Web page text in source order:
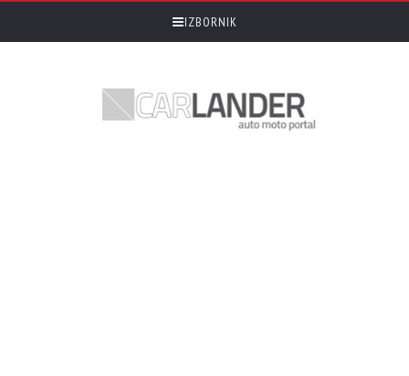
IZBORNIK